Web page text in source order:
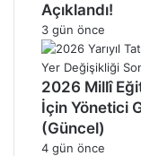
Açıklandı!
3 gün önce
2026 Millî
İçin Yönetici
(Güncel)
4 gün önce